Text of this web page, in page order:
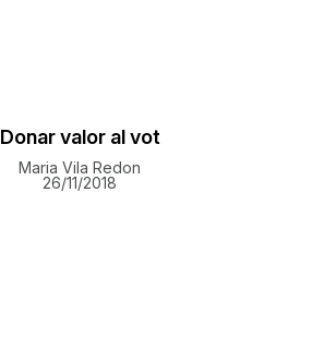
Donar valor al vot
Maria Vila Redon
26/11/2018